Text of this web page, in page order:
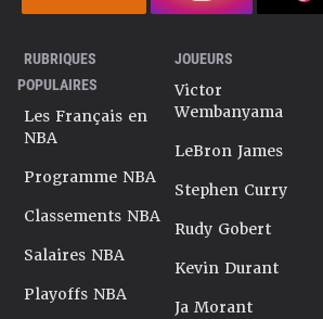
RUBRIQUES
POPULAIRES
Les Français en
NBA
Programme NBA
Classements NBA
Salaires NBA
Playoffs NBA
JOUEURS
Victor
Wembanyama
LeBron James
Stephen Curry
Rudy Gobert
Kevin Durant
Ja Morant